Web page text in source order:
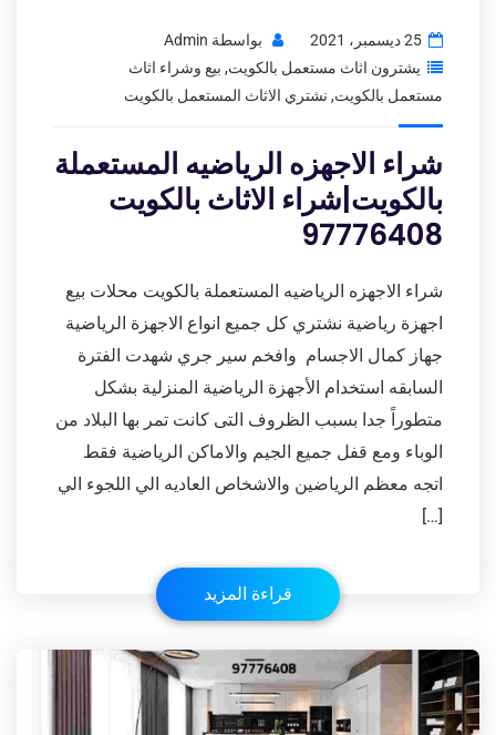
25 ديسمبر، 2021 بواسطة Admin
يشترون اثاث مستعمل بالكويت, بيع وشراء اثاث
مستعمل بالكويت, نشتري الاثاث المستعمل بالكويت
شراء الاجهزه الرياضيه المستعملة
بالكويت|شراء الاثاث بالكويت
97776408
شراء الاجهزه الرياضيه المستعملة بالكويت محلات بيع
اجهزة رياضية نشتري كل جميع انواع الاجهزة الرياضية
جهاز كمال الاجسام وافخم سير جري شهدت الفترة
السابقه استخدام الأجهزة الرياضية المنزلية بشكل
متطوراً جدا بسبب الظروف التى كانت تمر بها البلاد من
الوباء ومع قفل جميع الجيم والاماكن الرياضية فقط
اتجه معظم الرياضين والاشخاص العاديه الي اللجوء الي
[…]
قراءة المزيد